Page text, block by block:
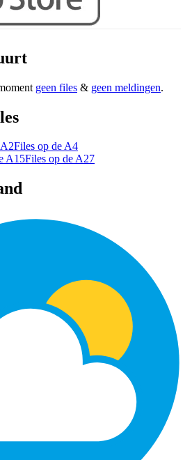
geen files & geen meldingen.
Files op de A4
A15Files op de A27